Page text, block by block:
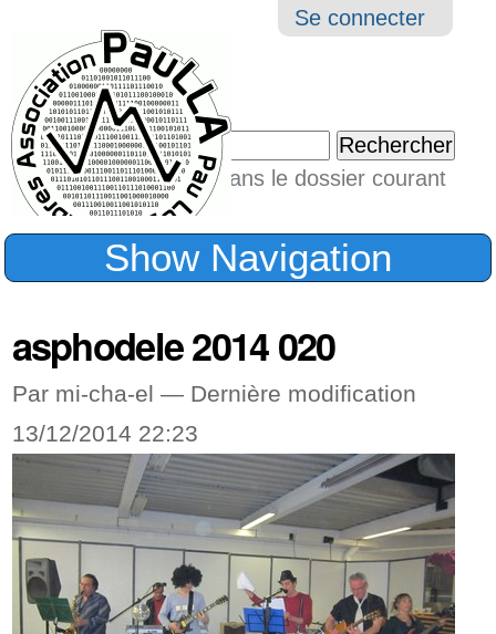
Outils
Se connecter
Chercher par
Seulement dans le dossier courant
Recherche
Show Navigation
asphodele 2014 020
Par mi-cha-el — Dernière modification
13/12/2014 22:23